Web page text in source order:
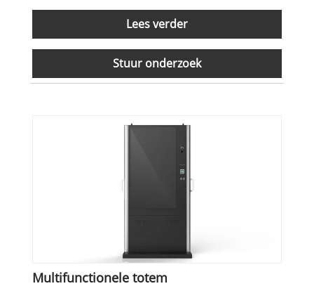
Lees verder
Stuur onderzoek
Multifunctionele totem